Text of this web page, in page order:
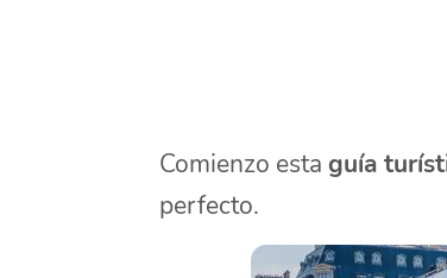
Comienzo estaguía
perfecto.